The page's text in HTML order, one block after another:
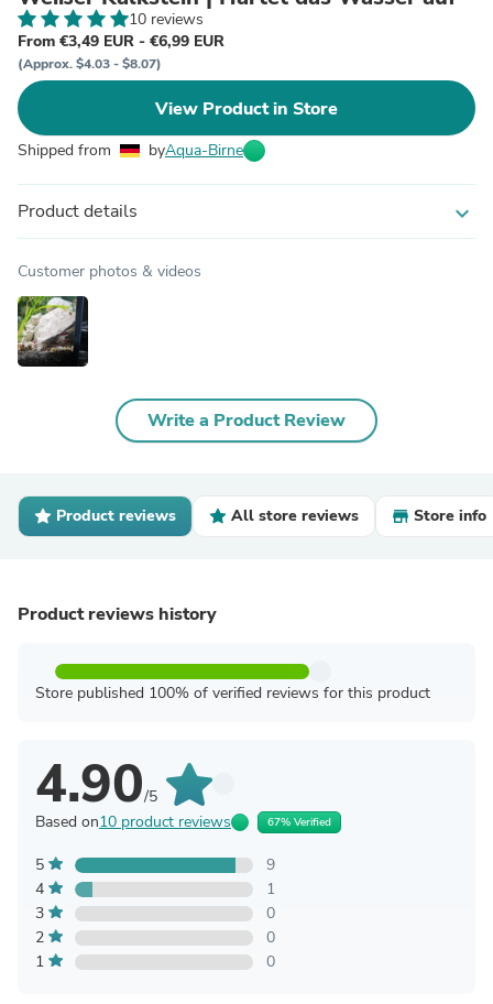
10 reviews
From €3,49 EUR - €6,99 EUR
(Approx. $4.03 - $8.07)
View Product in Store
Shipped from byAqua-Birne
Product details expand_more
Customer photos & videos
Write a Product Review
Product reviews All store reviews Store info
Product reviews history
Store published 100% of verified reviews for this product
4.90/5
Based on10 product reviews 67% Verified
5
9
4
1
3
0
2
0
1
0